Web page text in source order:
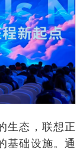
态，联想正
基础设施。通